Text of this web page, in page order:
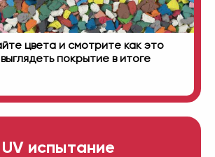
цвета и смотрите как это
покрытие в итоге
UV испытание